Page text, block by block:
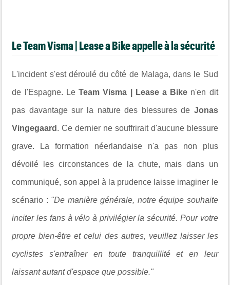
Le TeamVisma| Lease a Bike appelle à la sécurité
L'incident s'est déroulé du côté de Malaga, dans le Sud
de l'Espagne. LeTeam Visma | Lease a Bike n'en dit
pas davantage sur la nature des blessures de Jonas
Vingegaard . Ce dernier ne souffrirait d'aucune blessure
grave. La formation néerlandaise n'a pas non plus
dévoilé les circonstances de la chute, mais dans un
communiqué, son appel à la prudence laisse imaginer le
scénario : "De manière générale, notre équipe souhaite
inciter les fans à vélo à privilégier la sécurité. Pour votre
propre bien-être et celui des autres, veuillez laisser les
cyclistes s'entraîner en toute tranquillité et en leur
laissant autant d'espace que possible."